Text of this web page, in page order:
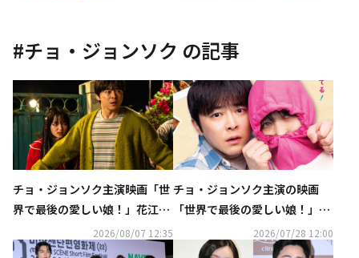
#チョ・ジョンソク の記事
チョ・ジョンソク主演映画「世
界で最後の愛しい娘！」花江夏
樹ナレーション入り予告映像・
場面写真が解禁
2026/08/07 12:35
チョ・ジョンソク主演の映画
「世界で最後の愛しい娘！」11
月13日より日本公開！ポスター
ビジュアル解禁
2026/07/28 12:00